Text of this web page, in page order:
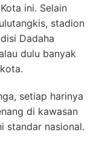
ini. Selain
stadion
Dadaha
dulu banyak
setiap harinya
di kawasan
standar nasional.